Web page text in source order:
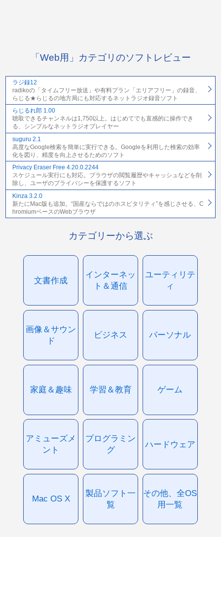
「Web用」カテゴリのソフトレビュー
ラジ録12
radikoの「タイムフリー放送」や有料プラン「エリアフリー」の録音、
らじる★らじるの地方局にも対応するネットラジオ録音ソフト
らじるれ郎 1.00
聴取できるチャンネルは1,750以上。はじめてでも直感的に操作でき
る、シンプルなネットラジオプレイヤー
suguru 2.1
高度なGoogle検索を簡単に実行できる。Googleを利用した検索の効率
化を図り、精度を向上させるためのソフト
Privacy Eraser Free 4.20.0.2244
スケジュール実行にも対応。ブラウザの閲覧履歴やキャッシュなどを削
除し、ユーザのプライバシーを保護するソフト
Kinza 3.2.0
新たにMac版も追加。“国産ならではのホスピタリティ”を感じさせる、C
hromiumベースのWebブラウザ
カテゴリーから選ぶ
文書作成
インターネッ
ト＆通信
ユーティリテ
ィ
画像＆サウン
ド
ビジネス パーソナル
家庭＆趣味 学習＆教育 ゲーム
アミューズメ
ント
プログラミン
グ
ハードウェア
Mac OS X
製品ソフト一
覧
その他、全OS
用一覧